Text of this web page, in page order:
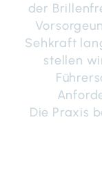
der
Sehkraft
stellen
Die Praxis